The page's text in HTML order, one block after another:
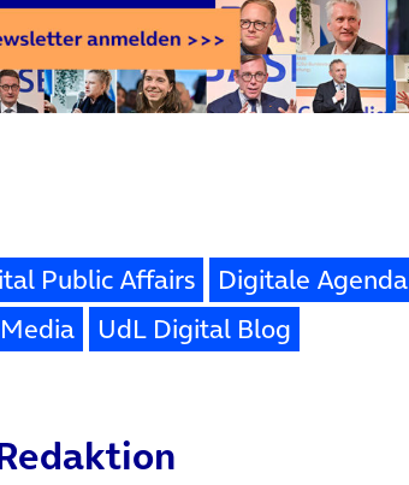
Public Affairs
Digitale Agenda
UdL Digital Blog